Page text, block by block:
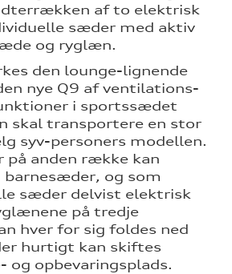
af to elektrisk
sæder med aktiv
og ryglæn.
den lounge-lignende
nye Q9 af ventilations-
i sportssædet
skal transportere en stor
syv-personers modellen.
anden række kan
barnesæder, og som
sæder delvist elektrisk
på tredje
hver for sig foldes ned
hurtigt kan skiftes
og opbevaringsplads.